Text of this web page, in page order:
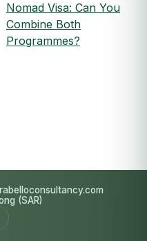
Nomad Visa: Can You
Combine Both
Programmes?
(SAR)